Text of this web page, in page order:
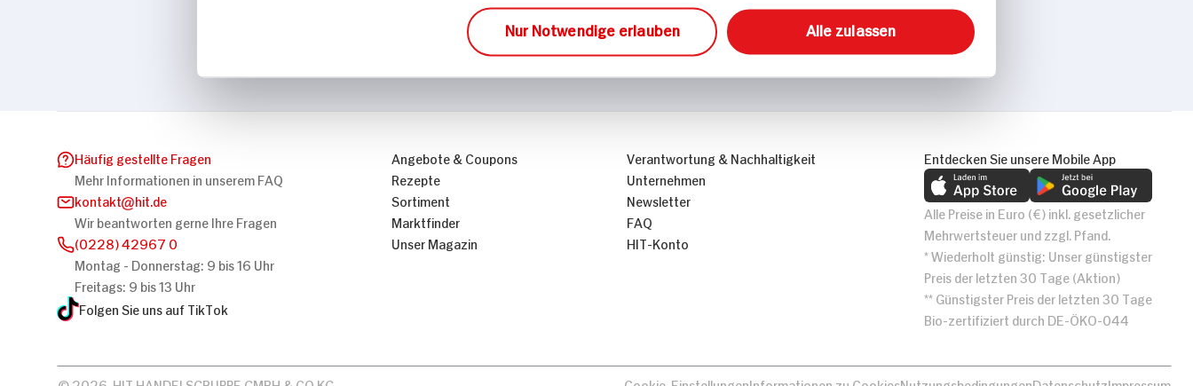
Nur Notwendige erlauben Alle zulassen
Häufig gestellte Fragen
Mehr Informationen in unserem FAQ
kontakt
hit.de
Wir beantworten gerne Ihre Fragen
(0228) 42967 0
Montag - Donnerstag: 9 bis 16 Uhr
Freitags: 9 bis 13 Uhr
Folgen Sie uns auf TikTok
Angebote & Coupons
Rezepte
Sortiment
Marktfinder
Unser Magazin
Verantwortung & Nachhaltigkeit
Unternehmen
Newsletter
FAQ
HIT-Konto
Entdecken Sie unsere Mobile App
Alle Preise in Euro (€) inkl. gesetzlicher
Mehrwertsteuer und zzgl. Pfand.
* Wiederholt günstig: Unser günstigster
Preis der letzten 30 Tage (Aktion)
** Günstigster Preis der letzten 30 Tage
Bio-zertifiziert durch DE-ÖKO-044